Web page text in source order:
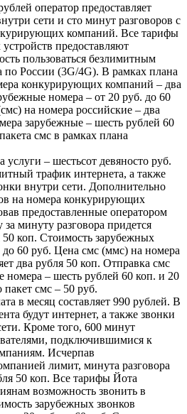
оператор предоставляет
сети и сто минут разговоров с
компаний. Все тарифы
предоставляют
пользоваться безлимитным
по России (3G/4G). В рамках плана
конкурирующих компаний – два
номера – от 20 руб. до 60
на номера российские – два
зарубежные – шесть рублей 60
смс в рамках плана
услуги – шестьсот девяносто руб.
трафик интернета, а также
внутри сети. Дополнительно
на номера конкурирующих
предоставленные оператором
минуту разговора придется
50 коп. Стоимость зарубежных
до 60 руб. Цена смс (ммс) на номера
два рубля 50 коп. Отправка смс
номера – шесть рублей 60 коп. и 20
смс – 50 руб.
в месяц составляет 990 рублей. В
будут интернет, а также звонки
Кроме того, 600 минут
подключившимися к
Исчерпав
лимит, минута разговора
50 коп. Все тарифы Йота
возможность звонить в
зарубежных звонков